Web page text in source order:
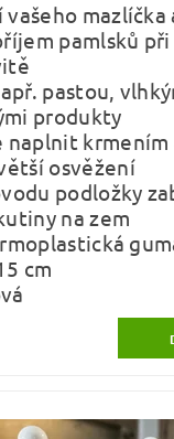
mazlíčka
pamlsků
pastou,
produkty
naplnit krmením
osvěžení
podložky
na zem
cm